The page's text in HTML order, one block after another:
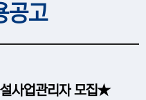
공고
사업관리자 모집★